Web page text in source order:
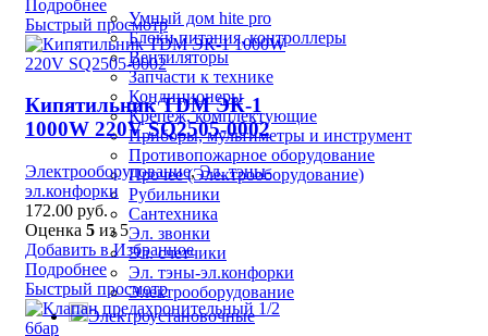
Умный дом hite pro
Блоки питания, контроллеры
Вентиляторы
Запчасти к технике
Кондиционеры
Крепеж, комплектующие
Приборы, мультиметры и инструмент
Противопожарное оборудование
Прочее (Электрооборудование)
Рубильники
Сантехника
Эл. звонки
Эл. счетчики
Эл. тэны-эл.конфорки
Электрооборудование
Электроустановочные
Подробнее
Быстрый просмотр
Кипятильник TDM ЭК-1
1000W 220V SQ2505-0002
Электрооборудование,Эл. тэны-
эл.конфорки
172.00 руб.
Оценка 5 из 5
Добавить в Избранное
Подробнее
Быстрый просмотр